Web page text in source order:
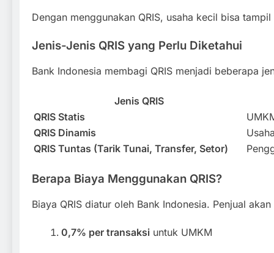
Dengan menggunakan QRIS, usaha kecil bisa
Jenis-Jenis QRIS yang Perlu Diketahui
Bank Indonesia membagi QRIS menjadi beberapa
Jenis QRIS
QRIS Statis
QRIS Dinamis
QRIS Tuntas (Tarik Tunai, Transfer, Setor)
Berapa Biaya Menggunakan QRIS?
Biaya QRIS diatur oleh Bank Indonesia. Penjual
0,7% per transaksi untuk UMKM